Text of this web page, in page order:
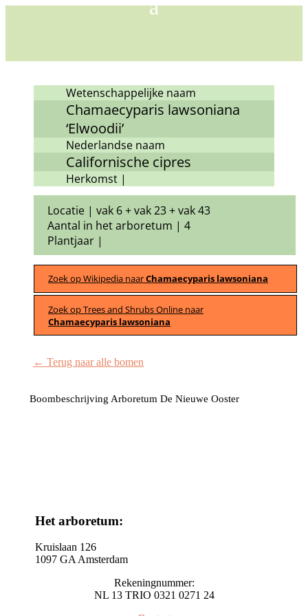
Wetenschappelijke naam
Chamaecyparis lawsoniana
‘Elwoodii’
Nederlandse naam
Californische cipres
Herkomst |
Locatie | vak 6 + vak 23 + vak 43
Aantal in het arboretum | 4
Plantjaar |
Zoek op Wikipedia naarChamaecyparis lawsoniana
Zoek op Trees and Shrubs Online naar
Chamaecyparis lawsoniana
← Terug naar alle bomen
Boombeschrijving Arboretum De Nieuwe Ooster
Het arboretum:
Kruislaan 126
1097 GA Amsterdam
Rekeningnummer:
NL 13 TRIO 0321 0271 24